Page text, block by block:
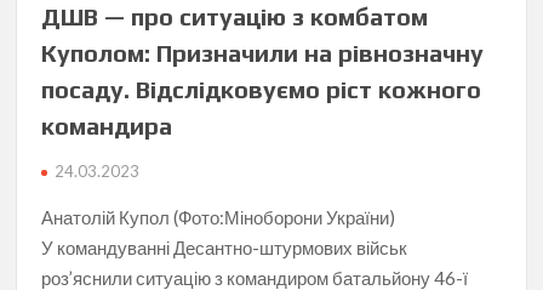
ДШВ — про ситуацію з комбатом
Куполом: Призначили на рівнозначну
посаду. Відслідковуємо ріст кожного
командира
24.03.2023
Анатолій Купол (Фото:Міноборони України)
У командуванні Десантно-штурмових військ
роз’яснили ситуацію з командиром батальйону 46-ї